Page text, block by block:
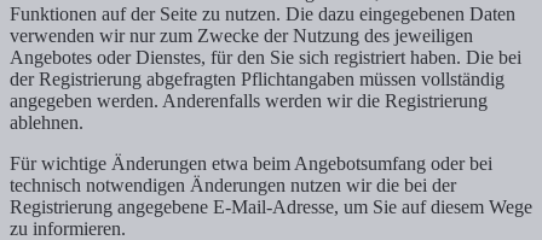
Funktionen auf der Seite zu nutzen. Die dazu eingegebenen Daten
verwenden wir nur zum Zwecke der Nutzung des jeweiligen
Angebotes oder Dienstes, für den Sie sich registriert haben. Die bei
der Registrierung abgefragten Pflichtangaben müssen vollständig
angegeben werden. Anderenfalls werden wir die Registrierung
ablehnen.
Für wichtige Änderungen etwa beim Angebotsumfang oder bei
technisch notwendigen Änderungen nutzen wir die bei der
Registrierung angegebene E-Mail-Adresse, um Sie auf diesem Wege
zu informieren.